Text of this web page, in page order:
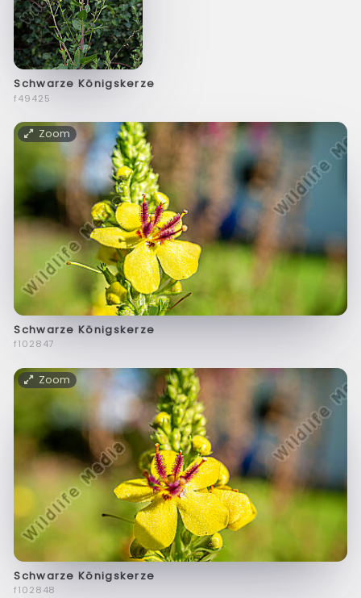
Schwarze Königskerze
f49425
Zoom
Schwarze Königskerze
f102847
Zoom
Schwarze Königskerze
f102848